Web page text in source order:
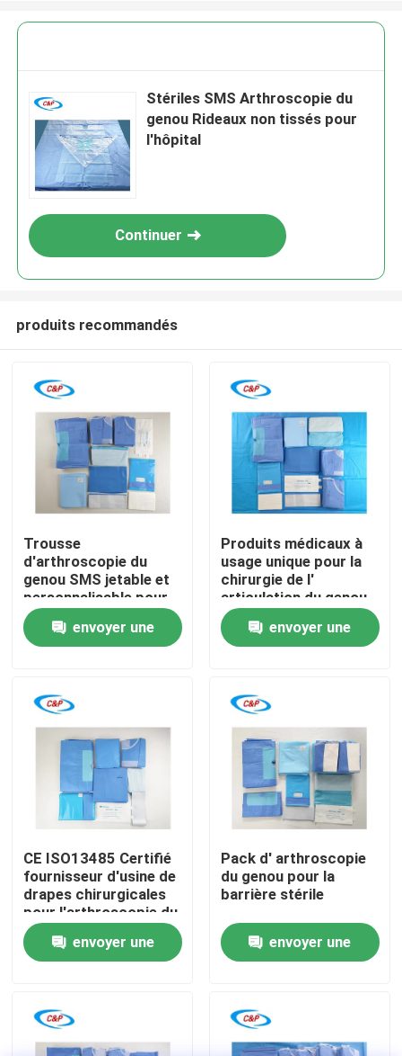
À la maison
Produits
Vidéos
Le spectacle VR
À propos de nous
Visite de l'usine
Contrôle de la qualité
Nous contacter
Les affaires
Stériles SMS Arthroscopie du
genou Rideaux non tissés pour
l'hôpital
Continuer
produits recommandés
Trousse
d'arthroscopie du
genou SMS jetable et
personnalisable pour
l'efficacité en salle
d'opérationenvoyer une
Produits médicaux à
usage unique pour la
chirurgie de l'
articulation du genou
avec CE ISO13485
Approuvéenvoyer une
CE ISO13485 Certifié
fournisseur d'usine de
drapes chirurgicales
pour l'arthroscopie du
genou
envoyer une
Pack d' arthroscopie
du genou pour la
barrière stérile
envoyer une